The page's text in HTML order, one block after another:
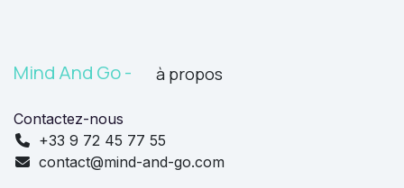
Mind And Go - à propos
Contactez-nous
+33 9 72 45 77 55
contact@mind-and-go.com